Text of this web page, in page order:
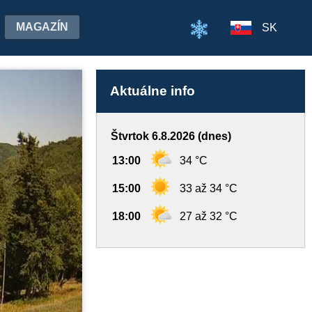
MAGAZÍN SK
Aktuálne info
Štvrtok 6.8.2026 (dnes)
13:00 34 °C
15:00 33 až 34 °C
18:00 27 až 32 °C